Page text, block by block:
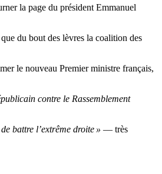
la page du président Emmanuel
du bout des lèvres la coalition des
le nouveau Premier ministre français,
contre le Rassemblement
battre l’extrême droite » — très